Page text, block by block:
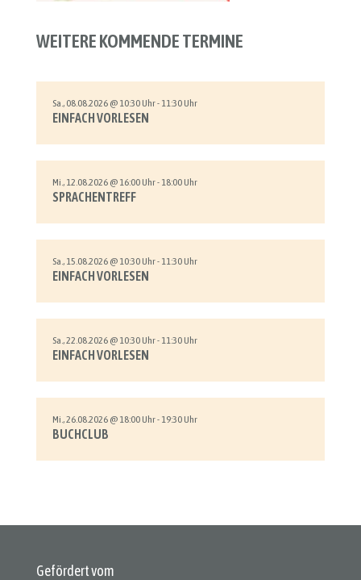
WEITERE KOMMENDE TERMINE
Sa., 08.08.2026 @ 10:30 Uhr - 11:30 Uhr
EINFACH VORLESEN
Mi., 12.08.2026 @ 16:00 Uhr - 18:00 Uhr
SPRACHENTREFF
Sa., 15.08.2026 @ 10:30 Uhr - 11:30 Uhr
EINFACH VORLESEN
Sa., 22.08.2026 @ 10:30 Uhr - 11:30 Uhr
EINFACH VORLESEN
Mi., 26.08.2026 @ 18:00 Uhr - 19:30 Uhr
BUCHCLUB
Gefördert vom